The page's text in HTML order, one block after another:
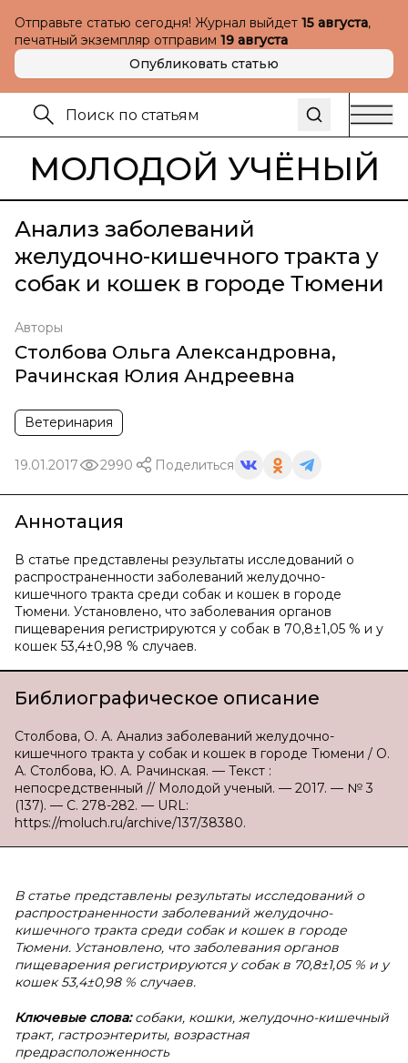
Отправьте статью сегодня! Журнал выйдет 15 августа,
печатный экземпляр отправим 19 августа
Опубликовать статью
МОЛОДОЙ УЧЁНЫЙ
Анализ заболеваний
желудочно-кишечного тракта у
собак и кошек в городе Тюмени
Авторы
Столбова Ольга Александровна,
Рачинская Юлия Андреевна
Ветеринария
19.01.2017 2990 Поделиться
Аннотация
В статье представлены результаты исследований о
распространенности заболеваний желудочно-
кишечного тракта среди собак и кошек в городе
Тюмени. Установлено, что заболевания органов
пищеварения регистрируются у собак в 70,8±1,05 % и у
кошек 53,4±0,98 % случаев.
Библиографическое описание
Столбова, О. А. Анализ заболеваний желудочно-
кишечного тракта у собак и кошек в городе Тюмени / О.
А. Столбова, Ю. А. Рачинская. — Текст :
непосредственный // Молодой ученый. — 2017. — № 3
(137). — С. 278-282. — URL:
https://moluch.ru/archive/137/38380.
В статье представлены результаты исследований о
распространенности заболеваний желудочно-
кишечного тракта среди собак и кошек в городе
Тюмени. Установлено, что заболевания органов
пищеварения регистрируются у собак в 70,8±1,05 % и у
кошек 53,4±0,98 % случаев.
Ключевые слова:собаки, кошки, желудочно-кишечный
тракт, гастроэнтериты, возрастная
предрасположенность